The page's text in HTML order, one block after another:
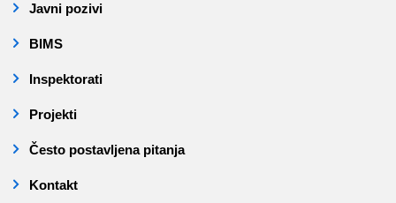
Javni pozivi
BIMS
Inspektorati
Projekti
Često postavljena pitanja
Kontakt